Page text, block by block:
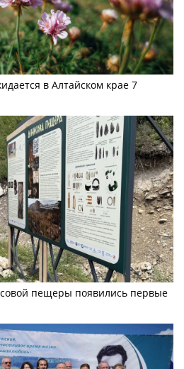
в Алтайском крае 7
пещеры появились первые